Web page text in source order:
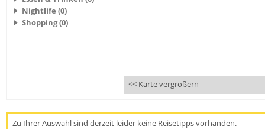
Nightlife (0)
Shopping (0)
<< Karte vergrößern
Zu Ihrer Auswahl sind derzeit leider keine Reisetipps vorhanden.